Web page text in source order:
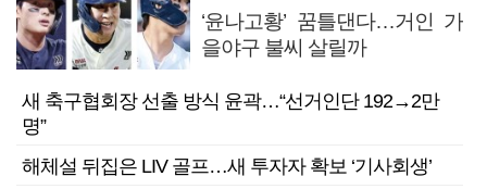
‘윤나고황’ 꿈틀댄다…거인 가
을야구 불씨 살릴까
새 축구협회장 선출 방식 윤곽…“선거인단 192→2만
명”
해체설 뒤집은 LIV 골프…새 투자자 확보 ‘기사회생’